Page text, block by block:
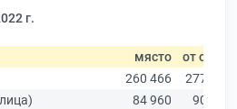
г.
място
от общо
260 466
277 019
84 960
90 178